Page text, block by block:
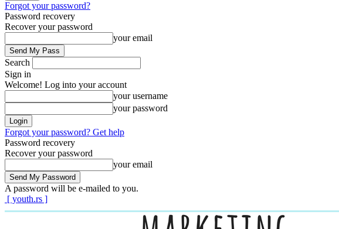
Forgot your password?
Password recovery
Recover your password
your email
Search
Sign in
Welcome! Log into your account
your username
your password
Forgot your password? Get help
Password recovery
Recover your password
your email
A password will be e-mailed to you.
[ youth.rs ]